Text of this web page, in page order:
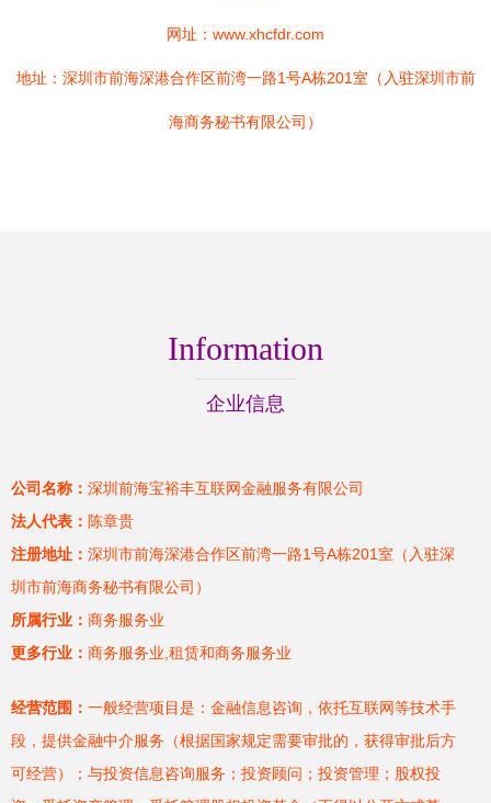
网址： www.xhcfdr.com
地址：深圳市前海深港合作区前湾一路1号A栋201室（入驻深圳市前
海商务秘书有限公司）
Information
企业信息
公司名称： 深圳前海宝裕丰互联网金融服务有限公司
法人代表： 陈章贵
注册地址： 深圳市前海深港合作区前湾一路1号A栋201室（入驻深
圳市前海商务秘书有限公司）
所属行业： 商务服务业
更多行业： 商务服务业,租赁和商务服务业
经营范围： 一般经营项目是：金融信息咨询，依托互联网等技术手
段，提供金融中介服务（根据国家规定需要审批的，获得审批后方
可经营）；与投资信息咨询服务；投资顾问；投资管理；股权投